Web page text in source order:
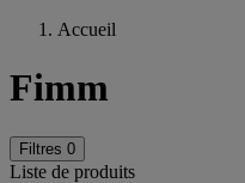
Accueil
Fimm
Filtres 0
Liste de produits